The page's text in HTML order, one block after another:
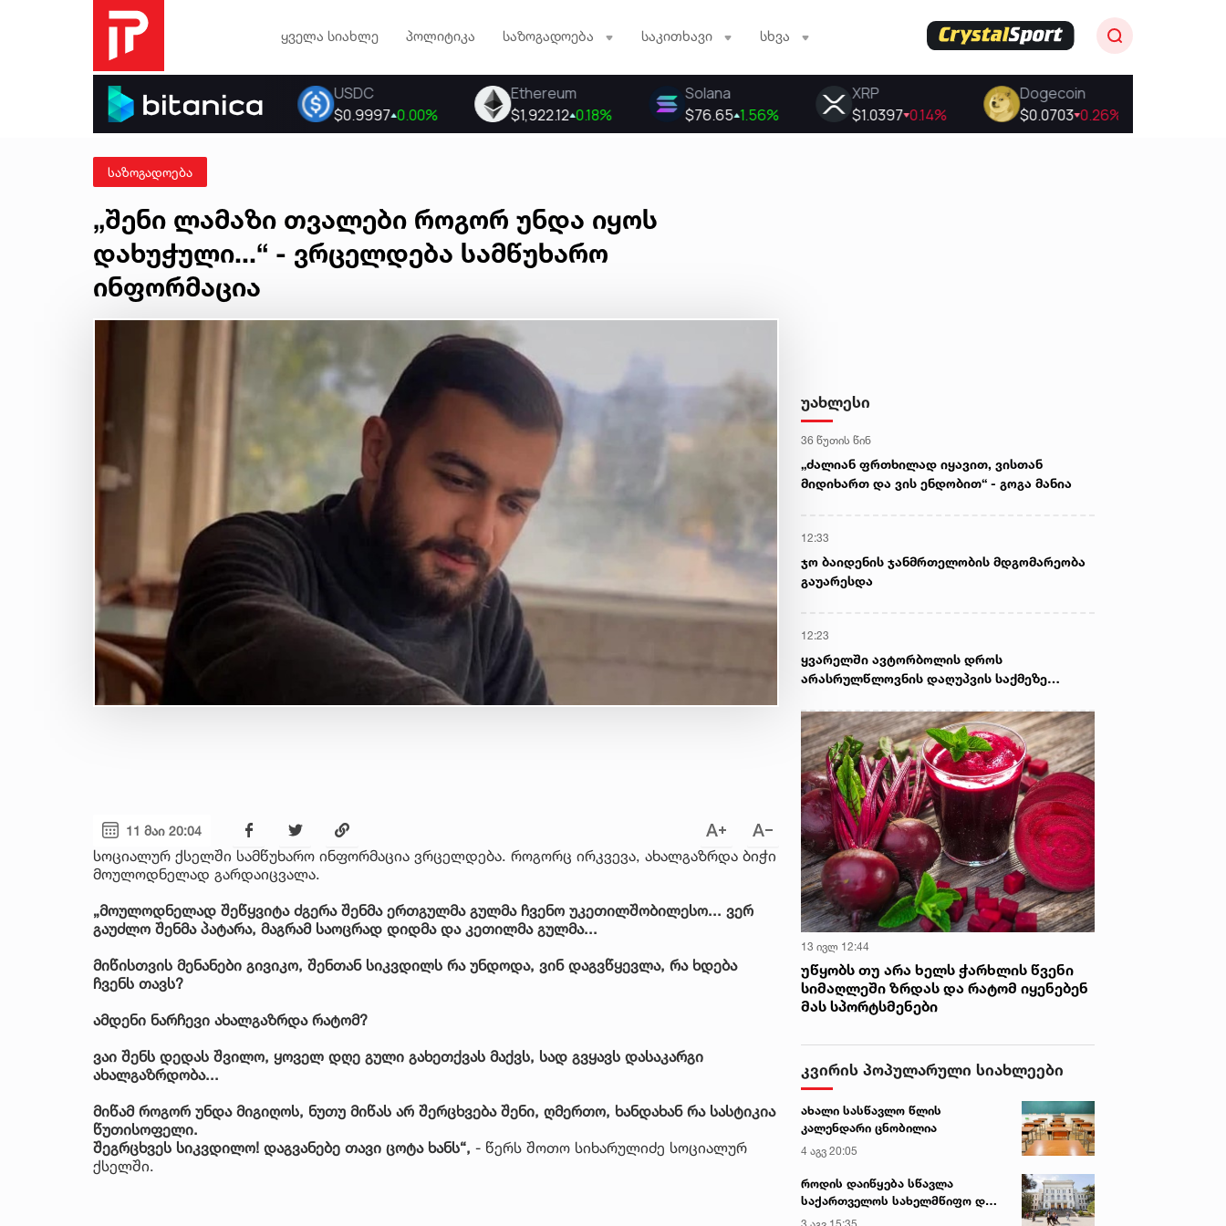
ყველა სიახლე პოლიტიკა საზოგადოება საკითხავი სხვა
საზოგადოება
„შენი ლამაზი თვალები როგორ უნდა იყოს
დახუჭული...“ - ვრცელდება სამწუხარო
ინფორმაცია
11 მაი 20:04
სოციალურ ქსელში სამწუხარო ინფორმაცია ვრცელდება. როგორც ირკვევა, ახალგაზრდა ბიჭი
მოულოდნელად გარდაიცვალა.
„მოულოდნელად შეწყვიტა ძგერა შენმა ერთგულმა გულმა ჩვენო უკეთილშობილესო... ვერ
გაუძლო შენმა პატარა, მაგრამ საოცრად დიდმა და კეთილმა გულმა...
მიწისთვის მენანები გივიკო, შენთან სიკვდილს რა უნდოდა, ვინ დაგვწყევლა, რა ხდება
ჩვენს თავს?
ამდენი ნარჩევი ახალგაზრდა რატომ?
ვაი შენს დედას შვილო, ყოველ დღე გული გახეთქვას მაქვს, სად გვყავს დასაკარგი
ახალგაზრდობა...
მიწამ როგორ უნდა მიგიღოს, ნუთუ მიწას არ შერცხვება შენი, ღმერთო, ხანდახან რა სასტიკია
წუთისოფელი.
შეგრცხვეს სიკვდილო! დაგვანებე თავი ცოტა ხანს“, - წერს შოთო სიხარულიძე სოციალურ
ქსელში.
უახლესი
36 წუთის წინ
„ძალიან ფრთხილად იყავით, ვისთან
მიდიხართ და ვის ენდობით“ - გოგა მანია
12:33
ჯო ბაიდენის ჯანმრთელობის მდგომარეობა
გაუარესდა
12:23
ყვარელში ავტორბოლის დროს
არასრულწლოვნის დაღუპვის საქმეზე
რა არის ამ დროისთვის ცნობილი
13 ივლ 12:44
უწყობს თუ არა ხელს ჭარხლის წვენი
სიმაღლეში ზრდას და რატომ იყენებენ
მას სპორტსმენები
კვირის პოპულარული სიახლეები
ახალი სასწავლო წლის
კალენდარი ცნობილია
4 აგვ 20:05
როდის დაიწყება სწავლა
საქართველოს სახელმწიფო და
კერძო უნივერსიტეტებში